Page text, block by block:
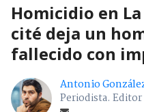
Homicidio en
cité deja un
fallecido con
Antonio
Periodista.